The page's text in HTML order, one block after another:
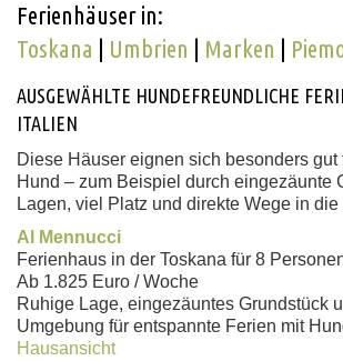
Ferienhäuser in:
Toskana | Umbrien | Marken |
AUSGEWÄHLTE HUNDEFREUNDLICHE
ITALIEN
Diese Häuser eignen sich besonders gut
Hund – zum Beispiel durch eingezäunte
Lagen, viel Platz und direkte Wege in die
Al Mennucci
Ferienhaus in der Toskana für 8
Ab 1.825 Euro / Woche
Ruhige Lage, eingezäuntes Grundstück
Umgebung für entspannte Ferien mit
Hausansicht